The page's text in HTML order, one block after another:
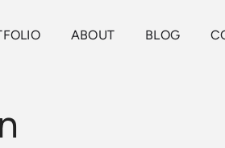
ABOUT BLOG